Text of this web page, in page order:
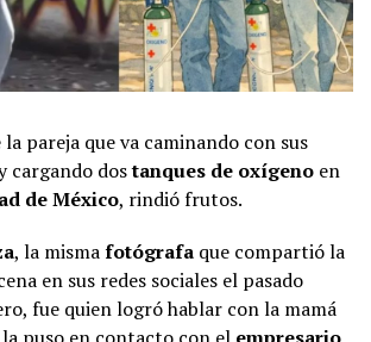
la pareja que va caminando con sus
cargando dostanques de oxígeno en
de México, rindió frutos.
, la mismafotógrafa que compartió la
en sus redes sociales el pasado
fue quien logró hablar con la mamá